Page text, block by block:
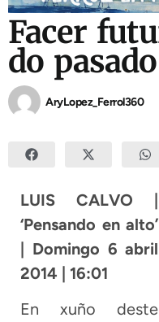
Facer
do pasado
AryLopez_Ferrol360
LUIS CALVO |
‘Pensando en alto’
| Domingo 6 abril
2014 | 16:01
En xuño deste